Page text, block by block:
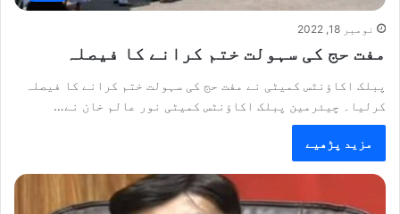
نومبر 18, 2022
مفت حج کی سہولت ختم کرانے کا فیصلہ
پبلک اکاؤنٹس کمیٹی نے مفت حج کی سہولت ختم کرانے کا فیصلہ
کرلیا۔ چیئرمین پبلک اکاؤنٹس کمیٹی نور عالم خان نے…
مزید پڑھیے